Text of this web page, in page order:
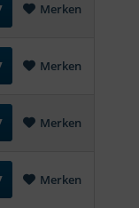
Merken
Merken
Merken
Merken